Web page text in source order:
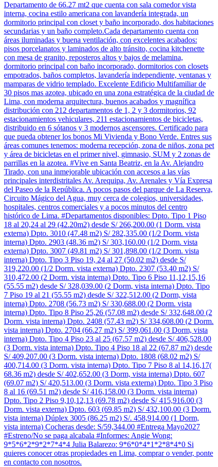
Departamento de 66.27 mt2 que cuenta con sala comedor vista
interna, cocina estilo americana con lavandería integrada, un
dormitorio principal con closet y baño incorporado, dos habitaciones
secundarias y un baño completo.Cada departamento cuenta con
áreas iluminadas y buena ventilación, con excelentes acabados:
pisos porcelanatos y laminados de alto tránsito, cocina kitchenette
con mesa de granito, reposteros altos y bajos de melamina,
dormitorio principal con baño incorporado, dormitorios con closets
empotrados, baños completos, lavandería independiente, ventanas y
mamparas de vidrio templado. Excelente Edificio Multifamiliar de
30 pisos mas azotea, ubicado en una zona estratégica de la ciudad de
Lima, con moderna arquitectura, buenos acabados y magnífica
distribución con 212 departamentos de 1, 2 y 3 dormitorios, 92
estacionamientos vehiculares, 211 estacionamientos de bicicletas,
distribuido en 6 sótanos y 3 modernos ascensores. Certificado para
que pueda obtener los bonos Mi Vivienda y Bono Verde. Entres sus
áreas comunes tenemos: moderna recepción, zona de niños, zona pet
y área de bicicletas en el primer nivel, gimnasio, SUM y 2 zonas de
parrillas en la azotea. #Vive en Santa Beatriz, en la Av. Alejandro
Tirado, con una inmejorable ubicación con accesos a las vías
principales interdistritales Av. Arequipa, Av. Arenales y Vía Expresa
del Paseo de la República. A pocos pasos del parque de La Reserva,
Circuito Mágico del Agua, muy cerca de colegios, universidades,
hospitales, centros comerciales y a pocos minutos del centro
histórico de Lima. #Departamentos disponibles: Dpto. Tipo 1 Piso
18 al 20,24 al 29 (42.20m2) desde S/ 266,200.00 (1 Dorm. vista
externa) Dpto. 3010 (47.48 m2) S/ 282,335.00 (1/2 Dorm. vista
interna) Dpto. 2903 (48.36 m2) S/ 303,160.00 (1/2 Dorm. vista
externa) Dpto. 3007 (49.81 m2) S/ 301,898.00 (1/2 Dorm. vista
interna) Dpto. Tipo 3 Piso 19, 24 al 27 (50.02 m2) desde S/
319,220.00 (1/2 Dorm. vista externa) Dpto. 2307 (53.40 m2) S/
310,472.00 (2 Dorm. vista interna) Dpto. Tipo 6 Piso 11,12,15,16
(55.55 m2) desde S/ 328,039.00 (2 Dorm, vista interna) Dpto. Tipo
7 Piso 19 al 21 (55.55 m2) desde S/ 322,512.00 (2 Dorm, vista
interna) Dpto. 2708 (56.73 m2) S/ 330,688.00 (2 Dorm. vista
interna) Dpto. Tipo 8 Piso 25,26 (57.08 m2) desde S/ 332,648.00 (2
Dorm. vista interna) Dpto. 2408 (57.43 m2) S/ 334,608.00 (2 Dorm.
vista interna) Dpto. 2704 (66.27 m2) S/ 399,061.00 (3 Dorm, vista
interna) Dpto. Tipo 4 Piso 23 al 25 (67.57 m2) desde S/ 406,528.00
(3 Dorm. vista interna) Dpto. Tipo 4 Piso 18 al 22 (67.87 m2) desde
S/ 409,207.00 (3 Dorm. vista interna) Dpto. 1808 (68.02 m2) S/
400,714.00 (3 Dorm. vista interna) Dpto. Tipo 7 Piso 8 al 14,16,17(
68.36 m2) desde S/ 402,652.00 (3 Dorm, vista interna) Dpto. 607
(69.07 m2) S/ 420,513.00 (3 Dorm. vista externa) Dpto. Tipo 3 Piso
8 al 16 (69.51 m2) desde S/ 416,158.00 (3 Dorm. vista interna)
Dpto. Tipo 2 Piso 9,10,12,13 (69.78 m2) desde S/ 415,916.00 (3
Dorm. vista externa) Dpto. 603 (69.85 m2) S/ 432,100.00 (3 Dorm.
vista interna) Dúplex 3005 (86.25 m2) S/. 458,914.00 (1 Dorm,
vista interna) Cocheras desde: S/59,344.00 #Entrega Mayo2027
#Estreno/No se paga alcabala #Informes: Angie Wong:
9*5*6*2*9*2*7*4*4 Julia Balarezo: 9*6*0*4*1*2*8*4*0 Si
quieres conocer otras propiedades en Lima, comprar o vender, ponte
en contacto con nosotros.